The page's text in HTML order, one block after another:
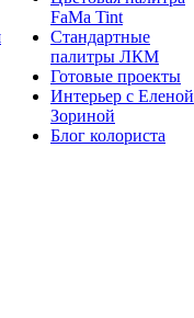
FaMa Tint
Стандартные
палитры ЛКМ
Готовые проекты
Интерьер с Еленой
Зориной
Блог колориста